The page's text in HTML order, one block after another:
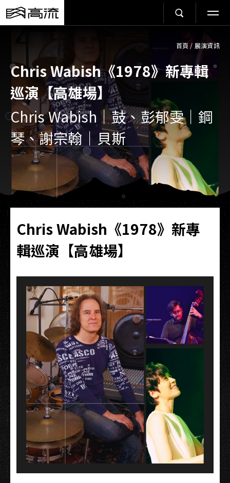
首頁 / 展演資訊
Chris Wabish《1978》新專輯
巡演【高雄場】
Chris Wabish｜鼓、彭郁雯｜鋼
琴、謝宗翰｜貝斯
Chris Wabish《1978》新專
輯巡演【高雄場】